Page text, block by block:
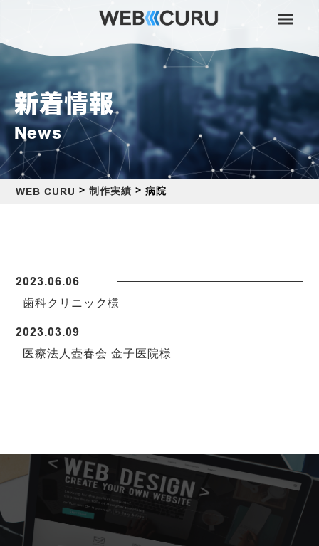
新着情報
News
WEB CURU >制作実績 >病院
2023.06.06
歯科クリニック様
2023.03.09
医療法人壺春会 金子医院様